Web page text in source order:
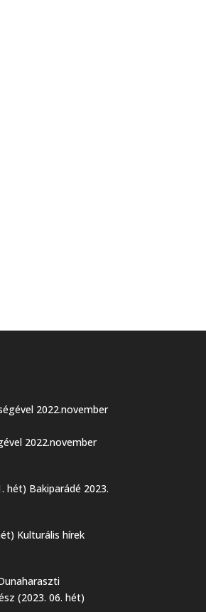
2022.november
Bakiparádé 2023.
Kulturális hírek
(2023. 06. hét)